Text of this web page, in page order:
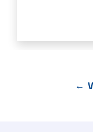
←